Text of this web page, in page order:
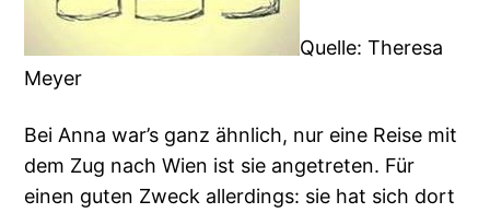
Quelle: Theresa
Meyer
Bei Anna war’s ganz ähnlich, nur eine Reise mit
dem Zug nach Wien ist sie angetreten. Für
einen guten Zweck allerdings: sie hat sich dort